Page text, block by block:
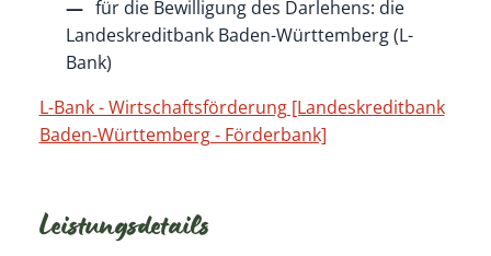
für die Bewilligung des Darlehens: die
Landeskreditbank Baden-Württemberg (L-
Bank)
L-Bank - Wirtschaftsförderung [Landeskreditbank
Baden-Württemberg - Förderbank]
Leistungsdetails